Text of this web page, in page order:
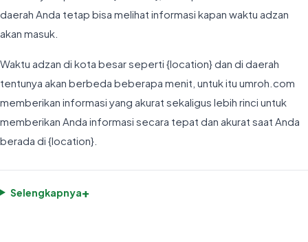
daerah Anda tetap bisa melihat informasi kapan waktu adzan
akan masuk.
Waktu adzan di kota besar seperti {location} dan di daerah
tentunya akan berbeda beberapa menit, untuk itu umroh.com
memberikan informasi yang akurat sekaligus lebih rinci untuk
memberikan Anda informasi secara tepat dan akurat saat Anda
berada di {location}.
Selengkapnya+